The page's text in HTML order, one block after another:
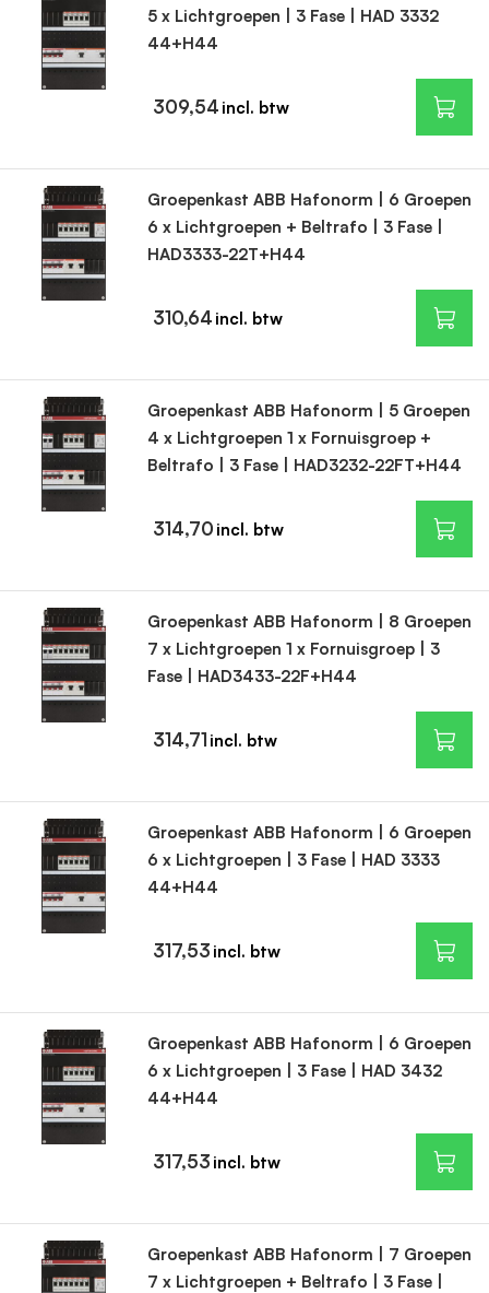
5 x Lichtgroepen | 3 Fase | HAD 3332
44+H44
309,54
Groepenkast ABB Hafonorm | 6 Groepen
6 x Lichtgroepen + Beltrafo | 3 Fase |
HAD3333-22T+H44
310,64
Groepenkast ABB Hafonorm | 5 Groepen
4 x Lichtgroepen 1 x Fornuisgroep +
Beltrafo | 3 Fase | HAD3232-22FT+H44
314,70
Groepenkast ABB Hafonorm | 8 Groepen
7 x Lichtgroepen 1 x Fornuisgroep | 3
Fase | HAD3433-22F+H44
314,71
Groepenkast ABB Hafonorm | 6 Groepen
6 x Lichtgroepen | 3 Fase | HAD 3333
44+H44
317,53
Groepenkast ABB Hafonorm | 6 Groepen
6 x Lichtgroepen | 3 Fase | HAD 3432
44+H44
317,53
Groepenkast ABB Hafonorm | 7 Groepen
7 x Lichtgroepen + Beltrafo | 3 Fase |